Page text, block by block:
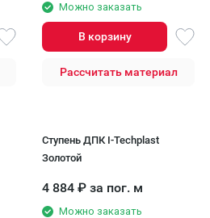
Можно заказать
В корзину
Рассчитать материал
Ступень ДПК I-Techplast
Золотой
4 884 ₽ за пог. м
Можно заказать